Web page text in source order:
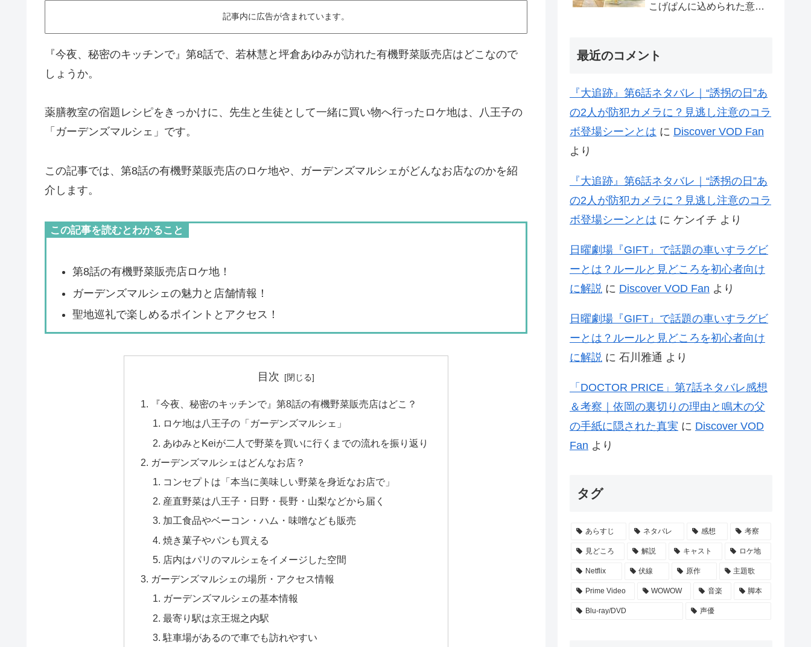
記事内に広告が含まれています。
『今夜、秘密のキッチンで』第8話で、若林慧と坪倉あゆみが訪れた有機野菜販売店はどこなので
しょうか。
薬膳教室の宿題レシピをきっかけに、先生と生徒として一緒に買い物へ行ったロケ地は、八王子の
「ガーデンズマルシェ」です。
この記事では、第8話の有機野菜販売店のロケ地や、ガーデンズマルシェがどんなお店なのかを紹
介します。
この記事を読むとわかること
第8話の有機野菜販売店ロケ地！
ガーデンズマルシェの魅力と店舗情報！
聖地巡礼で楽しめるポイントとアクセス！
目次
『今夜、秘密のキッチンで』第8話の有機野菜販売店はどこ？
ロケ地は八王子の「ガーデンズマルシェ」
あゆみとKeiが二人で野菜を買いに行くまでの流れを振り返り
ガーデンズマルシェはどんなお店？
コンセプトは「本当に美味しい野菜を身近なお店で」
産直野菜は八王子・日野・長野・山梨などから届く
加工食品やベーコン・ハム・味噌なども販売
焼き菓子やパンも買える
店内はパリのマルシェをイメージした空間
ガーデンズマルシェの場所・アクセス情報
ガーデンズマルシェの基本情報
最寄り駅は京王堀之内駅
駐車場があるので車でも訪れやすい
こげぱんに込められた意味
最近のコメント
『大追跡』第6話ネタバレ｜“誘拐の日”あ
の2人が防犯カメラに？見逃し注意のコラ
ボ登場シーンとは に Discover VOD Fan
より
『大追跡』第6話ネタバレ｜“誘拐の日”あ
の2人が防犯カメラに？見逃し注意のコラ
ボ登場シーンとは に ケンイチ より
日曜劇場『GIFT』で話題の車いすラグビ
ーとは？ルールと見どころを初心者向け
に解説 に Discover VOD Fan より
日曜劇場『GIFT』で話題の車いすラグビ
ーとは？ルールと見どころを初心者向け
に解説 に 石川雅通 より
「DOCTOR PRICE」第7話ネタバレ感想
＆考察｜依岡の裏切りの理由と鳴木の父
の手紙に隠された真実 に Discover VOD
Fan より
タグ
あらすじ ネタバレ 感想 考察
見どころ 解説 キャスト ロケ地
Netflix 伏線 原作 主題歌
Prime Video WOWOW 音楽 脚本
Blu-ray/DVD 声優